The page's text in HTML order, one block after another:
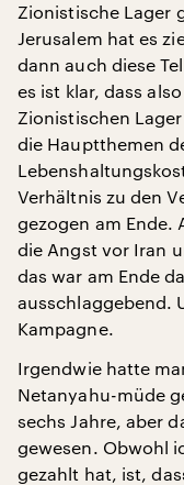
Zionistische Lager
Jerusalem hat es
dann auch diese
es ist klar, dass
Zionistischen
die Hauptthemen
Verhältnis zu den
gezogen am Ende.
die Angst vor Iran
das war am Ende
ausschlaggebend.
Kampagne.
Irgendwie hatte
Netanyahu-müde
sechs Jahre, aber
gewesen. Obwohl
gezahlt hat, ist,